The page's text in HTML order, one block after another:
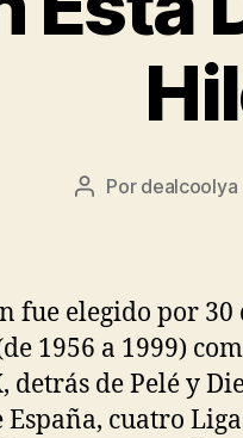
Autor
Por dealcoolya
fue elegido por 30
1956 a 1999)
detrás de Pelé y
España, cuatro